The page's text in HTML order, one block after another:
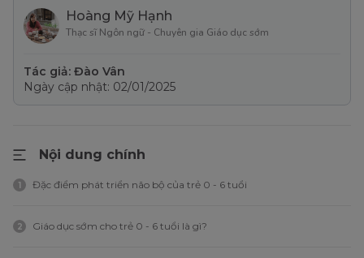
Hoàng Mỹ Hạnh
Thạc sĩ Ngôn ngữ - Chuyên gia Giáo dục sớm
Tác giả: Đào Vân
Ngày cập nhật: 02/01/2025
Nội dung chính
1 Đặc điểm phát triển não bộ của trẻ 0 - 6 tuổi
2 Giáo dục sớm cho trẻ 0 - 6 tuổi là gì?